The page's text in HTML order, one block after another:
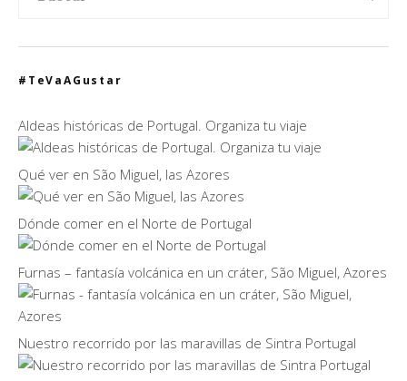
#TeVaAGustar
Aldeas históricas de Portugal. Organiza tu viaje
Qué ver en São Miguel, las Azores
Dónde comer en el Norte de Portugal
Furnas – fantasía volcánica en un cráter, São Miguel, Azores
Nuestro recorrido por las maravillas de Sintra Portugal